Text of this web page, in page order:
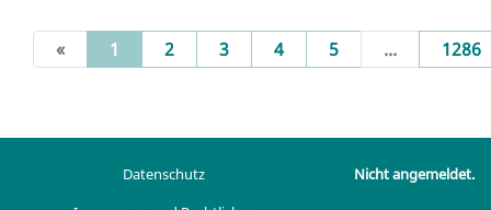
« 1 (current)
2 3 4 5 ... 1286
Datenschutz
Nicht angemeldet.